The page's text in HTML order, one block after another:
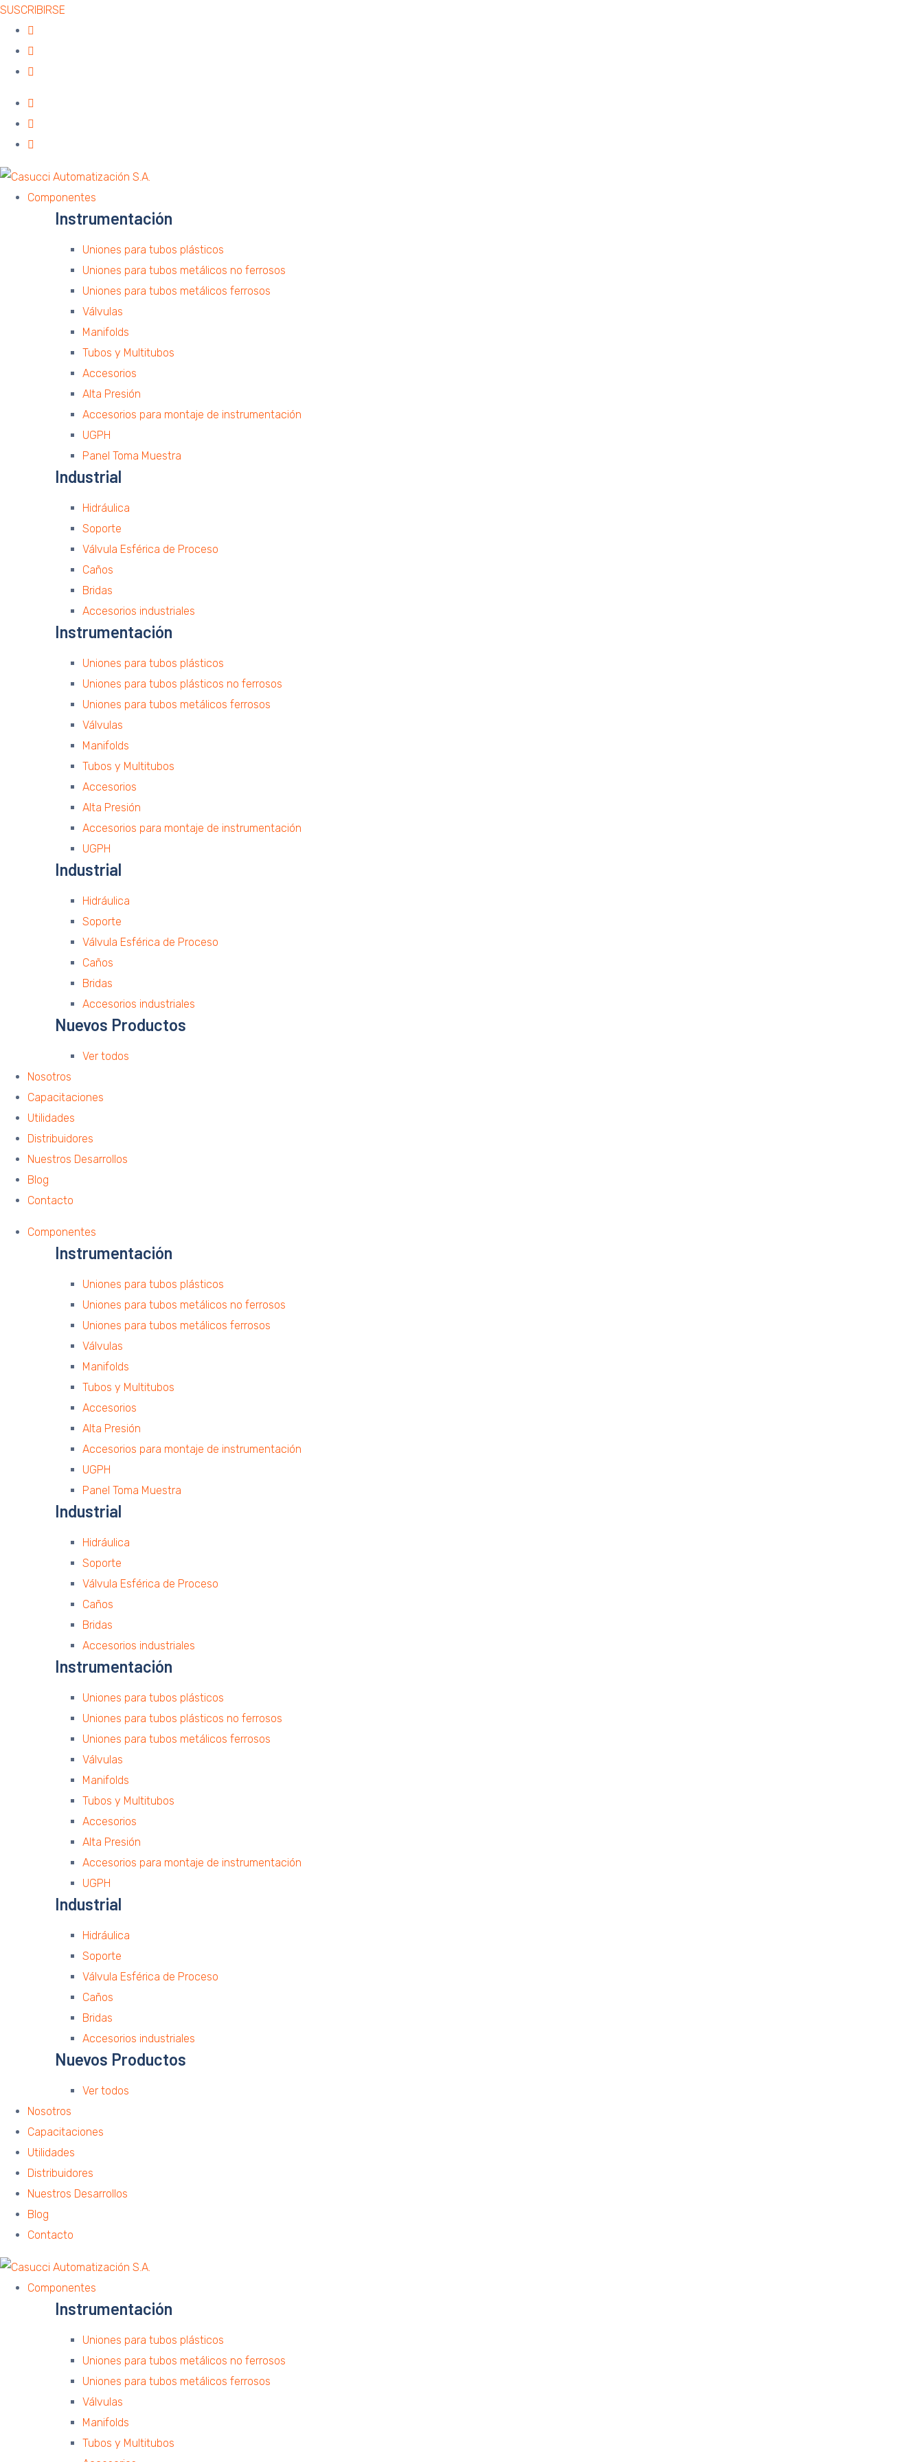
SUSCRIBIRSE
Componentes
Instrumentación
Uniones para tubos plásticos
Uniones para tubos metálicos no ferrosos
Uniones para tubos metálicos ferrosos
Válvulas
Manifolds
Tubos y Multitubos
Accesorios
Alta Presión
Accesorios para montaje de instrumentación
UGPH
Panel Toma Muestra
Industrial
Hidráulica
Soporte
Válvula Esférica de Proceso
Caños
Bridas
Accesorios industriales
Instrumentación
Uniones para tubos plásticos
Uniones para tubos plásticos no ferrosos
Uniones para tubos metálicos ferrosos
Válvulas
Manifolds
Tubos y Multitubos
Accesorios
Alta Presión
Accesorios para montaje de instrumentación
UGPH
Industrial
Hidráulica
Soporte
Válvula Esférica de Proceso
Caños
Bridas
Accesorios industriales
Nuevos Productos
Ver todos
Nosotros
Capacitaciones
Utilidades
Distribuidores
Nuestros Desarrollos
Blog
Contacto
Componentes
Instrumentación
Uniones para tubos plásticos
Uniones para tubos metálicos no ferrosos
Uniones para tubos metálicos ferrosos
Válvulas
Manifolds
Tubos y Multitubos
Accesorios
Alta Presión
Accesorios para montaje de instrumentación
UGPH
Panel Toma Muestra
Industrial
Hidráulica
Soporte
Válvula Esférica de Proceso
Caños
Bridas
Accesorios industriales
Instrumentación
Uniones para tubos plásticos
Uniones para tubos plásticos no ferrosos
Uniones para tubos metálicos ferrosos
Válvulas
Manifolds
Tubos y Multitubos
Accesorios
Alta Presión
Accesorios para montaje de instrumentación
UGPH
Industrial
Hidráulica
Soporte
Válvula Esférica de Proceso
Caños
Bridas
Accesorios industriales
Nuevos Productos
Ver todos
Nosotros
Capacitaciones
Utilidades
Distribuidores
Nuestros Desarrollos
Blog
Contacto
Componentes
Instrumentación
Uniones para tubos plásticos
Uniones para tubos metálicos no ferrosos
Uniones para tubos metálicos ferrosos
Válvulas
Manifolds
Tubos y Multitubos